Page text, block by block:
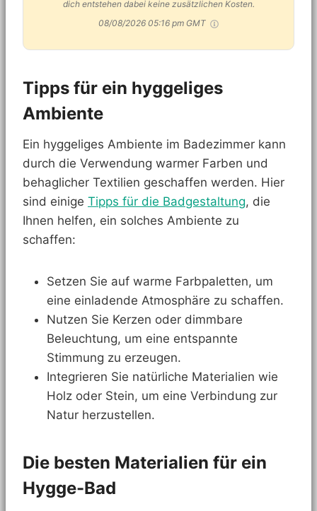
dich entstehen dabei keine zusätzlichen Kosten.
08/08/2026 05:16 pm GMT
Tipps für ein hyggeliges
Ambiente
Ein hyggeliges Ambiente im Badezimmer kann
durch die Verwendung warmer Farben und
behaglicher Textilien geschaffen werden. Hier
sind einige Tipps für die Badgestaltung, die
Ihnen helfen, ein solches Ambiente zu
schaffen:
Setzen Sie auf warme Farbpaletten, um
eine einladende Atmosphäre zu schaffen.
Nutzen Sie Kerzen oder dimmbare
Beleuchtung, um eine entspannte
Stimmung zu erzeugen.
Integrieren Sie natürliche Materialien wie
Holz oder Stein, um eine Verbindung zur
Natur herzustellen.
Die besten Materialien für ein
Hygge-Bad